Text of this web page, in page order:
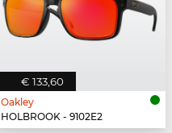
€ 133,60
Oakley
HOLBROOK - 9102E2